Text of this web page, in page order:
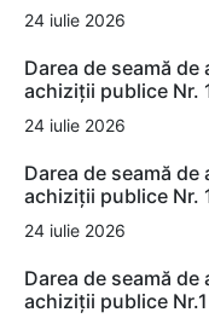
24 iulie 2026
Darea de seamă
achiziții publice Nr.
24 iulie 2026
Darea de seamă
achiziții publice Nr.
24 iulie 2026
Darea de seamă
achiziții publice